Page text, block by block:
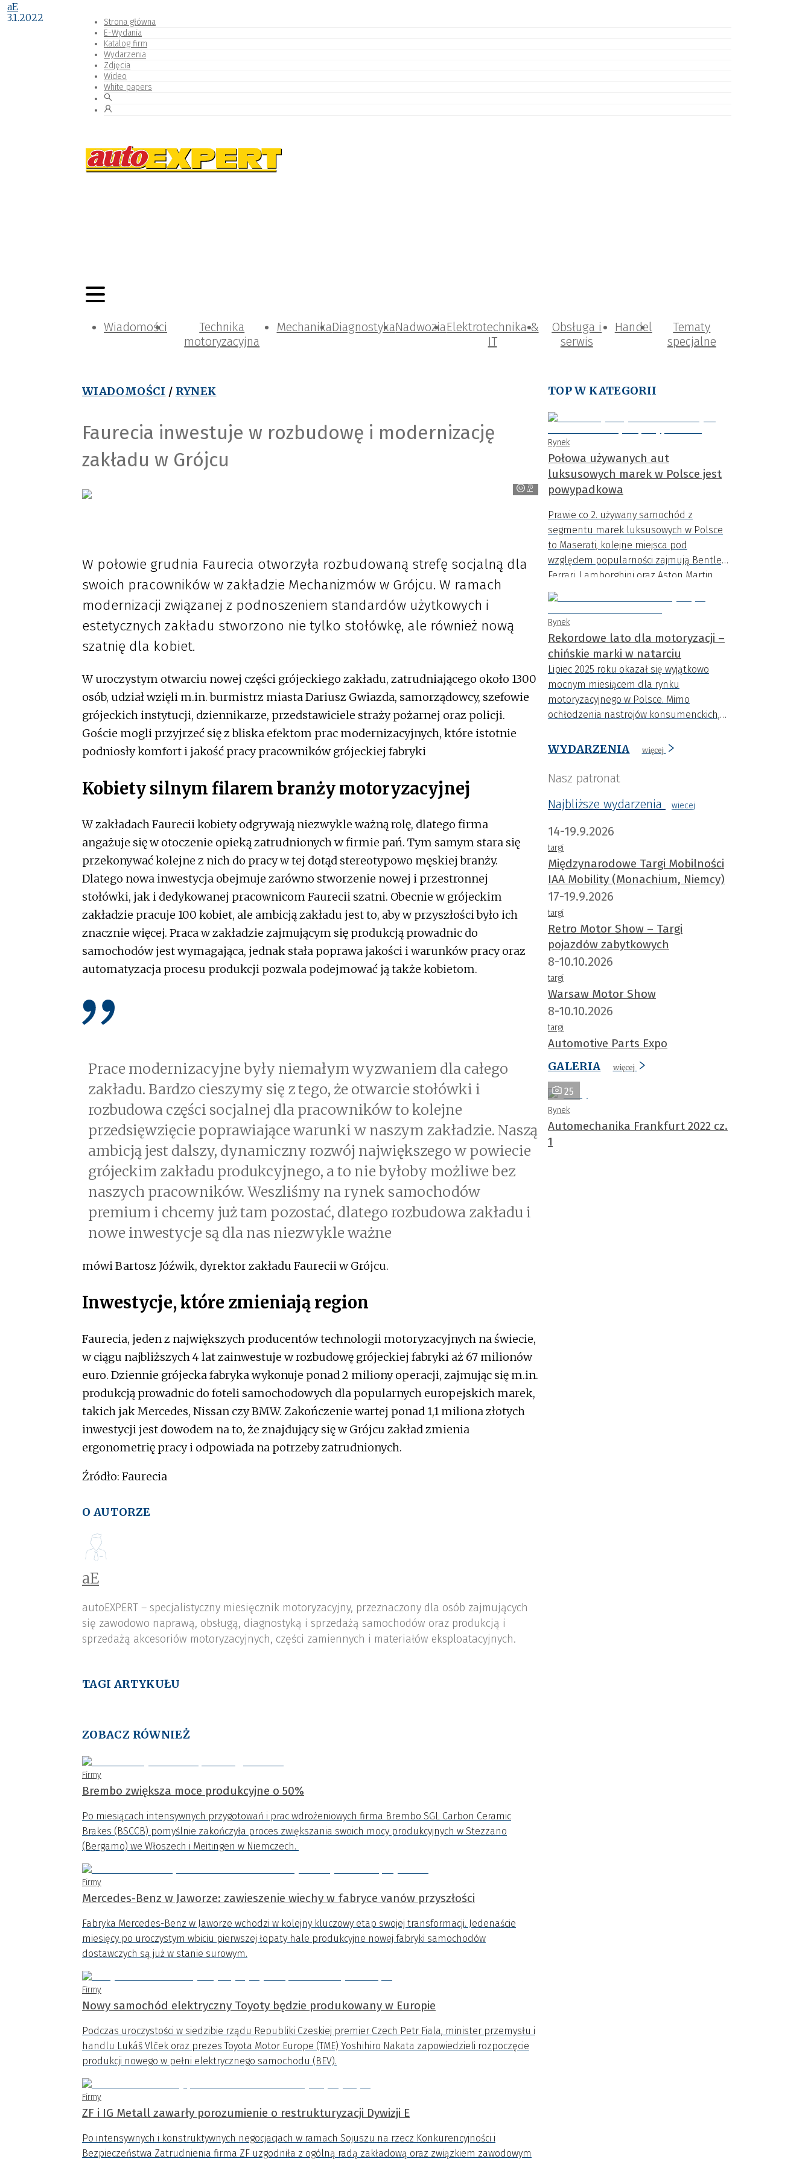
Strona główna
E-Wydania
Katalog firm
Wydarzenia
Zdjęcia
Wideo
White papers
Wiadomości
Technika
motoryzacyjna
MechanikaDiagnostykaNadwoziaElektrotechnika &
IT
Obsługa i
serwis
Handel
Tematy
specjalne
WIADOMOŚCI / RYNEK
Faurecia inwestuje w rozbudowę i modernizację
zakładu w Grójcu
Faurecia
aE
3.1.2022
W połowie grudnia Faurecia otworzyła rozbudowaną strefę socjalną dla
swoich pracowników w zakładzie Mechanizmów w Grójcu. W ramach
modernizacji związanej z podnoszeniem standardów użytkowych i
estetycznych zakładu stworzono nie tylko stołówkę, ale również nową
szatnię dla kobiet.
W uroczystym otwarciu nowej części grójeckiego zakładu, zatrudniającego około 1300
osób, udział wzięli m.in. burmistrz miasta Dariusz Gwiazda, samorządowcy, szefowie
grójeckich instytucji, dziennikarze, przedstawiciele straży pożarnej oraz policji.
Goście mogli przyjrzeć się z bliska efektom prac modernizacyjnych, które istotnie
podniosły komfort i jakość pracy pracowników grójeckiej fabryki
Kobiety silnym filarem branży motoryzacyjnej
W zakładach Faurecii kobiety odgrywają niezwykle ważną rolę, dlatego firma
angażuje się w otoczenie opieką zatrudnionych w firmie pań. Tym samym stara się
przekonywać kolejne z nich do pracy w tej dotąd stereotypowo męskiej branży.
Dlatego nowa inwestycja obejmuje zarówno stworzenie nowej i przestronnej
stołówki, jak i dedykowanej pracownicom Faurecii szatni. Obecnie w grójeckim
zakładzie pracuje 100 kobiet, ale ambicją zakładu jest to, aby w przyszłości było ich
znacznie więcej. Praca w zakładzie zajmującym się produkcją prowadnic do
samochodów jest wymagająca, jednak stała poprawa jakości i warunków pracy oraz
automatyzacja procesu produkcji pozwala podejmować ją także kobietom.
Prace modernizacyjne były niemałym wyzwaniem dla całego
zakładu. Bardzo cieszymy się z tego, że otwarcie stołówki i
rozbudowa części socjalnej dla pracowników to kolejne
przedsięwzięcie poprawiające warunki w naszym zakładzie. Naszą
ambicją jest dalszy, dynamiczny rozwój największego w powiecie
grójeckim zakładu produkcyjnego, a to nie byłoby możliwe bez
naszych pracowników. Weszliśmy na rynek samochodów
premium i chcemy już tam pozostać, dlatego rozbudowa zakładu i
nowe inwestycje są dla nas niezwykle ważne
mówi Bartosz Jóźwik, dyrektor zakładu Faurecii w Grójcu.
Inwestycje, które zmieniają region
Faurecia, jeden z największych producentów technologii motoryzacyjnych na świecie,
w ciągu najbliższych 4 lat zainwestuje w rozbudowę grójeckiej fabryki aż 67 milionów
euro. Dziennie grójecka fabryka wykonuje ponad 2 miliony operacji, zajmując się m.in.
produkcją prowadnic do foteli samochodowych dla popularnych europejskich marek,
takich jak Mercedes, Nissan czy BMW. Zakończenie wartej ponad 1,1 miliona złotych
inwestycji jest dowodem na to, że znajdujący się w Grójcu zakład zmienia
ergonometrię pracy i odpowiada na potrzeby zatrudnionych.
Źródło: Faurecia
O AUTORZE
aE
autoEXPERT – specjalistyczny miesięcznik motoryzacyjny, przeznaczony dla osób zajmujących
się zawodowo naprawą, obsługą, diagnostyką i sprzedażą samochodów oraz produkcją i
sprzedażą akcesoriów motoryzacyjnych, części zamiennych i materiałów eksploatacyjnych.
TAGI ARTYKUŁU
ZOBACZ RÓWNIEŻ
Firmy
Brembo zwiększa moce produkcyjne o 50%
Po miesiącach intensywnych przygotowań i prac wdrożeniowych firma Brembo SGL Carbon Ceramic
Brakes (BSCCB) pomyślnie zakończyła proces zwiększania swoich mocy produkcyjnych w Stezzano
(Bergamo) we Włoszech i Meitingen w Niemczech.
Firmy
Mercedes-Benz w Jaworze: zawieszenie wiechy w fabryce vanów przyszłości
Fabryka Mercedes-Benz w Jaworze wchodzi w kolejny kluczowy etap swojej transformacji. Jedenaście
miesięcy po uroczystym wbiciu pierwszej łopaty hale produkcyjne nowej fabryki samochodów
dostawczych są już w stanie surowym.
Firmy
Nowy samochód elektryczny Toyoty będzie produkowany w Europie
Podczas uroczystości w siedzibie rządu Republiki Czeskiej premier Czech Petr Fiala, minister przemysłu i
handlu Lukáš Vlček oraz prezes Toyota Motor Europe (TME) Yoshihiro Nakata zapowiedzieli rozpoczęcie
produkcji nowego w pełni elektrycznego samochodu (BEV).
Firmy
ZF i IG Metall zawarły porozumienie o restrukturyzacji Dywizji E
Po intensywnych i konstruktywnych negocjacjach w ramach Sojuszu na rzecz Konkurencyjności i
Bezpieczeństwa Zatrudnienia firma ZF uzgodniła z ogólną radą zakładową oraz związkiem zawodowym
TOP W KATEGORII
Rynek
Połowa używanych aut
luksusowych marek w Polsce jest
powypadkowa
Prawie co 2. używany samochód z
segmentu marek luksusowych w Polsce
to Maserati, kolejne miejsca pod
względem popularności zajmują Bentley,
Ferrari, Lamborghini oraz Aston Martin,
jak wynika z najnowszej analizy CARFAX.
Rynek
Rekordowe lato dla motoryzacji –
chińskie marki w natarciu
Lipiec 2025 roku okazał się wyjątkowo
mocnym miesiącem dla rynku
motoryzacyjnego w Polsce. Mimo
ochłodzenia nastrojów konsumenckich,
poziom w tym roku.
WYDARZENIA więcej
Nasz patronat
Najbliższe wydarzenia
wiecej
14-19.9.2026
targi
Międzynarodowe Targi Mobilności
IAA Mobility (Monachium, Niemcy)
17-19.9.2026
targi
Retro Motor Show – Targi
pojazdów zabytkowych
8-10.10.2026
targi
Warsaw Motor Show
8-10.10.2026
targi
Automotive Parts Expo
GALERIA
więcej
25
Rynek
Automechanika Frankfurt 2022 cz.
1